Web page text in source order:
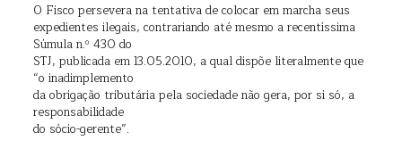
O Fisco persevera na tentativa de colocar em marcha seus
expedientes ilegais, contrariando até mesmo a recentíssima
Súmula n.º 430 do
STJ, publicada em 13.05.2010, a qual dispõe literalmente que
“o inadimplemento
da obrigação tributária pela sociedade não gera, por si só, a
responsabilidade
do sócio-gerente”.